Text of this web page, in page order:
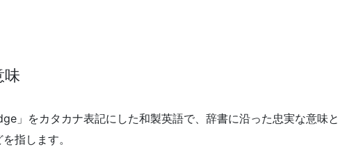
味
」をカタカナ表記にした和製英語で、辞書に沿った忠実な意味と
指します。